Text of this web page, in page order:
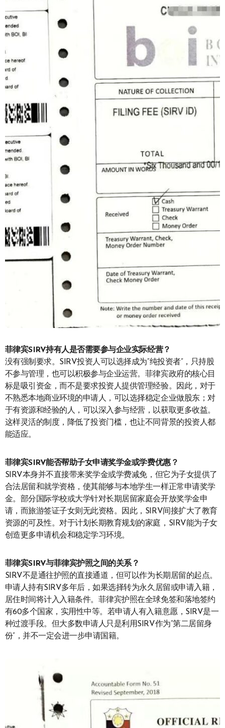
菲律宾SIRV持有人是否需要参与企业实际经营？
没有强制要求。SIRV投资人可以选择成为“纯投资者”，只持股
不参与管理，也可以积极参与企业运营。菲律宾政府的核心目
标是吸引资金，而不是要求投资人提供管理经验。因此，对于
不熟悉本地商业环境的申请人，可以选择稳定企业做股东；对
于有资源和经验的人，可以深入参与经营，以获取更多收益。
这样灵活的制度，降低了投资门槛，也让不同背景的投资人都
能适应。
菲律宾SIRV能否帮助子女申请奖学金或学费优惠？
SIRV本身并不直接带来奖学金或学费减免，但它为子女提供了
合法居留和就学资格，使其能够与本地学生一样正常申请奖学
金。部分国际学校或大学针对长期居留家庭会开放奖学金申
请，而旅游签证子女则无此资格。因此，SIRV间接扩大了教育
资源的可及性。对于计划长期教育规划的家庭，SIRV能为子女
创造更多申请机会和稳定学习环境。
菲律宾SIRV与菲律宾护照之间的关系？
SIRV不是通往护照的直接通道，但可以作为长期居留的起点。
申请人持有SIRV多年后，如果选择转为永久居留或申请入籍，
居住时间将计入入籍条件。菲律宾护照在全球免签和落地签约
有60多个国家，实用性中等。若申请人有入籍意愿，SIRV是一
种过渡手段。但大多数申请人只是利用SIRV作为“第二居留身
份”，并不一定会进一步申请国籍。